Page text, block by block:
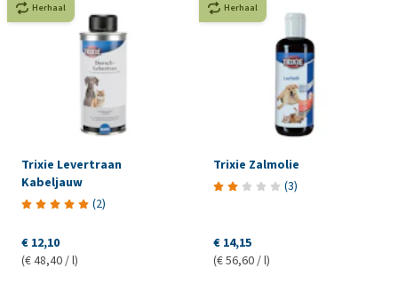
Herhaal
Trixie Levertraan
Kabeljauw
(2)
€ 12,10
(€ 48,40 / l)
Herhaal
Trixie Zalmolie
(3)
€ 14,15
(€ 56,60 / l)